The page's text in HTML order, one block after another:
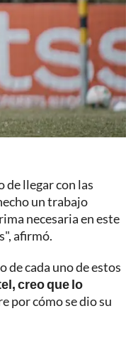
de llegar con las
un trabajo
necesaria en este
afirmó.
cada uno de estos
creo que lo
por cómo se dio su